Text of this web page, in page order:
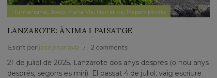
Humanisme, Josep Maria Via, Narrativa, Papers prvats
LANZAROTE: ÀNIMA I PAISATGE
Escrit per josepmariavia 2 comments
21 de juliol de 2025. Lanzarote dos anys després (o nou anys
després, segons es miri) El passat 4 de juliol, vaig escriure